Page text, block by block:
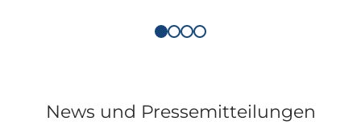
News und Pressemitteilungen